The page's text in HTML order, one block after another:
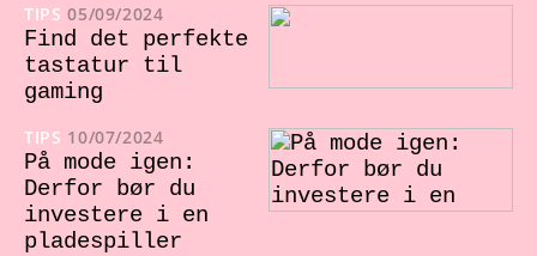
TIPS 05/09/2024
Find det perfekte
tastatur til
gaming
TIPS 10/07/2024
På mode igen:
Derfor bør du
investere i en
pladespiller